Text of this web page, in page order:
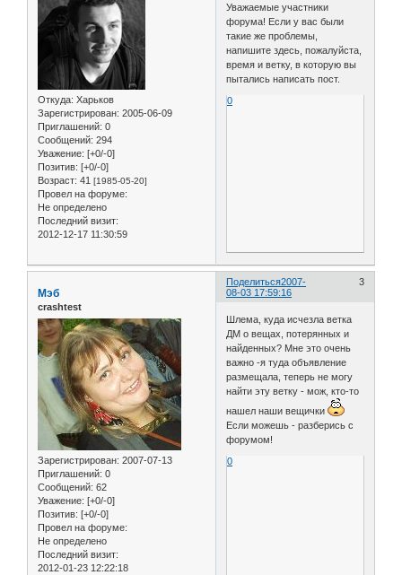
Откуда: Харьков
Зарегистрирован: 2005-06-09
Приглашений: 0
Сообщений: 294
Уважение: [+0/-0]
Позитив: [+0/-0]
Возраст: 41 [1985-05-20]
Провел на форуме:
Не определено
Последний визит:
2012-12-17 11:30:59
Уважаемые участники
форума! Если у вас были
такие же проблемы,
напишите здесь, пожалуйста,
время и ветку, в которую вы
пытались написать пост.
0
Поделиться 3
2007-
08-03 17:59:16
Мэб
crashtest
Зарегистрирован: 2007-07-13
Приглашений: 0
Сообщений: 62
Уважение: [+0/-0]
Позитив: [+0/-0]
Провел на форуме:
Не определено
Последний визит:
2012-01-23 12:22:18
Шлема, куда исчезла ветка
ДМ о вещах, потерянных и
найденных? Мне это очень
важно -я туда объявление
размещала, теперь не могу
найти эту ветку - мож, кто-то
нашел наши вещички
Если можешь - разберись с
форумом!
0